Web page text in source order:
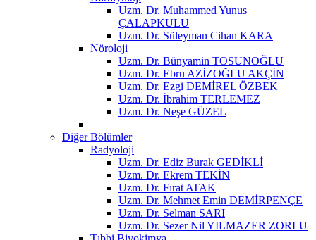
Uzm. Dr. Muhammed Yunus
ÇALAPKULU
Uzm. Dr. Süleyman Cihan KARA
Nöroloji
Uzm. Dr. Bünyamin TOSUNOĞLU
Uzm. Dr. Ebru AZİZOĞLU AKÇİN
Uzm. Dr. Ezgi DEMİREL ÖZBEK
Uzm. Dr. İbrahim TERLEMEZ
Uzm. Dr. Neşe GÜZEL
Diğer Bölümler
Radyoloji
Uzm. Dr. Ediz Burak GEDİKLİ
Uzm. Dr. Ekrem TEKİN
Uzm. Dr. Fırat ATAK
Uzm. Dr. Mehmet Emin DEMİRPENÇE
Uzm. Dr. Selman SARI
Uzm. Dr. Sezer Nil YILMAZER ZORLU